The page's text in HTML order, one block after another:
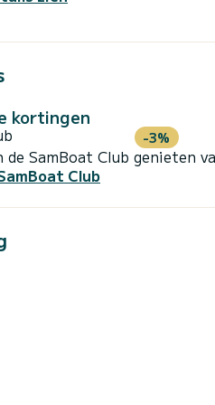
kortingen
-3%
de SamBoat Club genieten
Club